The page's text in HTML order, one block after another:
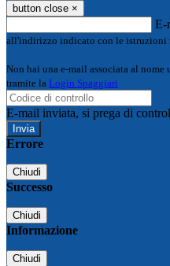
button close ×
E-
all'indirizzo indicato con le istruzioni
Non hai una e-mail associata al nome
tramite la Login Spaggiari
E-mail inviata, si prega di
Errore
Chiudi
Successo
Chiudi
Informazione
Chiudi